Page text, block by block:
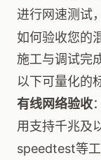
进行网速测试
如何验收您的
施工与调试完
以下可量化的
有线网络验收
用支持千兆及
speedtest等